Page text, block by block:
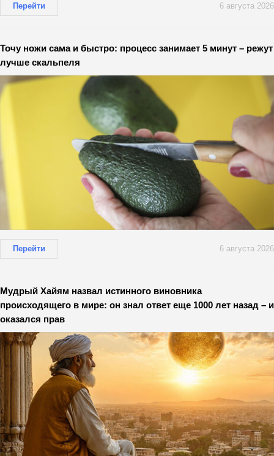
Перейти 6 августа 2026
Точу ножи сама и быстро: процесс занимает 5 минут – режут
лучше скальпеля
Перейти 6 августа 2026
Мудрый Хайям назвал истинного виновника
происходящего в мире: он знал ответ еще 1000 лет назад – и
оказался прав